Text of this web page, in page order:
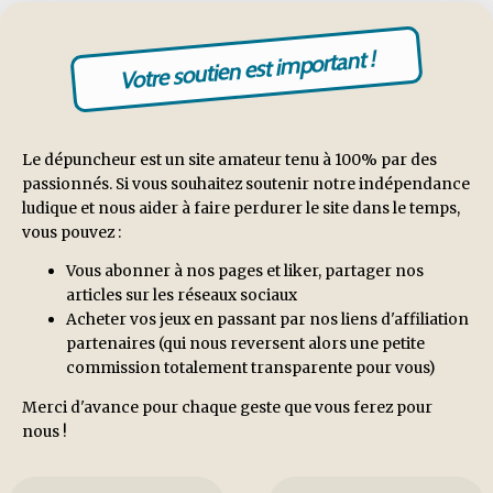
Votre soutien est important !
Le dépuncheur est un site amateur tenu à 100% par des
passionnés. Si vous souhaitez soutenir notre indépendance
ludique et nous aider à faire perdurer le site dans le temps,
vous pouvez :
Vous abonner à nos pages et liker, partager nos
articles sur les réseaux sociaux
Acheter vos jeux en passant par nos liens d'affiliation
partenaires (qui nous reversent alors une petite
commission totalement transparente pour vous)
Merci d'avance pour chaque geste que vous ferez pour
nous !